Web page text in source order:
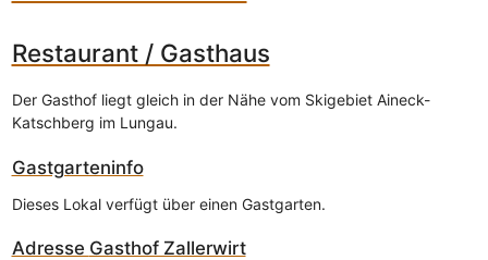
Restaurant / Gasthaus
Der Gasthof liegt gleich in der Nähe vom Skigebiet Aineck-
Katschberg im Lungau.
Gastgarteninfo
Dieses Lokal verfügt über einen Gastgarten.
Adresse Gasthof Zallerwirt